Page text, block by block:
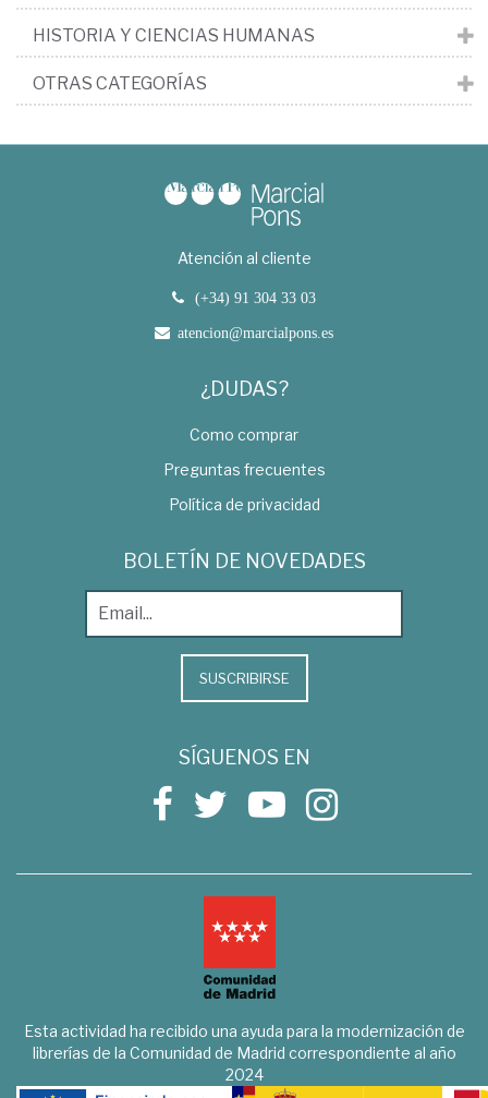
HISTORIA Y CIENCIAS HUMANAS
OTRAS CATEGORÍAS
Atención al cliente
(+34) 91 304 33 03
atencion@marcialpons.es
¿DUDAS?
Como comprar
Preguntas frecuentes
Política de privacidad
BOLETÍN DE NOVEDADES
SUSCRIBIRSE
SÍGUENOS EN
Esta actividad ha recibido una ayuda para la modernización de
librerías de la Comunidad de Madrid correspondiente al año
2024